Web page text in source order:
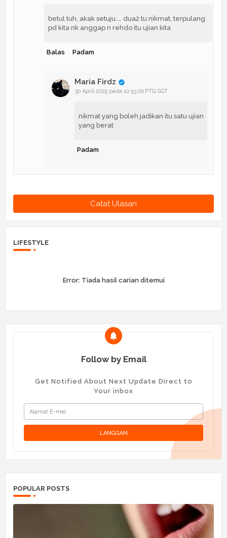
betul tuh, akak setuju.... dua2 tu nikmat, terpulang
pd kita nk anggap n rehdo itu ujian kita
Balas Padam
Maria Firdz
30 April 2019 pada 10:53:00 PTG SGT
nikmat yang boleh jadikan itu satu ujian
yang berat
Padam
Catat Ulasan
LIFESTYLE
Error:Tiada hasil carian ditemui
Follow by Email
Get Notified About Next Update Direct to
Your inbox
POPULAR POSTS